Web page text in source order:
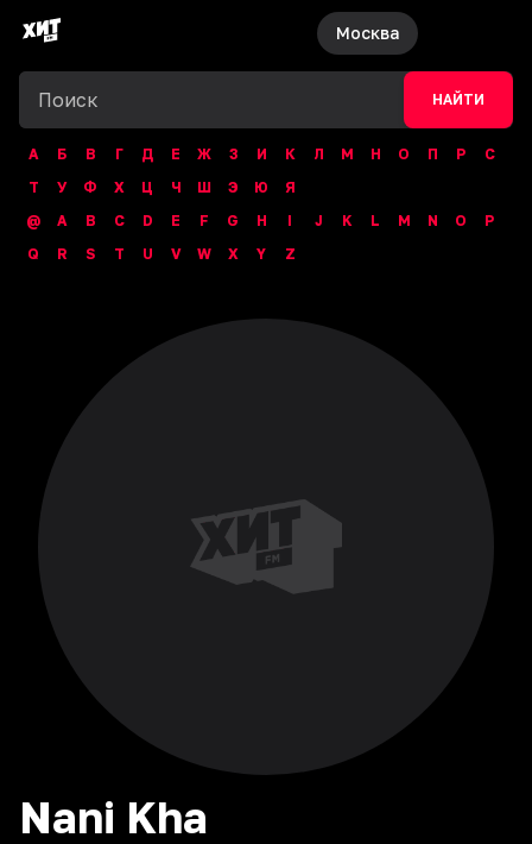
Москва
НАЙТИ
А Б В Г Д Е Ж З И К Л М Н О П Р
С
Т
У Ф Х Ц Ч Ш Э Ю
Я
@
A B C D E F G H I J K L M N O
P
Q
R S T U V W X Y Z
Nani Kha